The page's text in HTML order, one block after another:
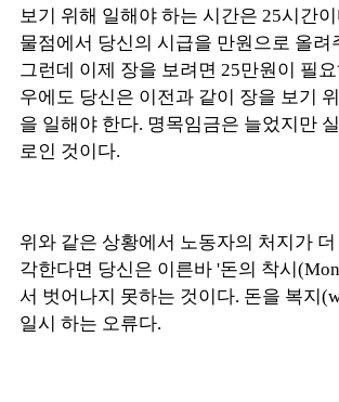
보기 위해 일해야 하는 시간은 25시간
물점에서 당신의 시급을 만원으로 올려
그런데 이제 장을 보려면 25만원이 필
우에도 당신은 이전과 같이 장을 보기
을 일해야 한다. 명목임금은 늘었지만
로인 것이다.
위와 같은 상황에서 노동자의 처지가
각한다면 당신은 이른바 '돈의 착시
서 벗어나지 못하는 것이다. 돈을 복지
일시 하는 오류다.